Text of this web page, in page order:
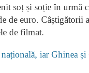
soț și soție în urmă
de euro. Câștigătorii
de filmat.
iar Ghinea